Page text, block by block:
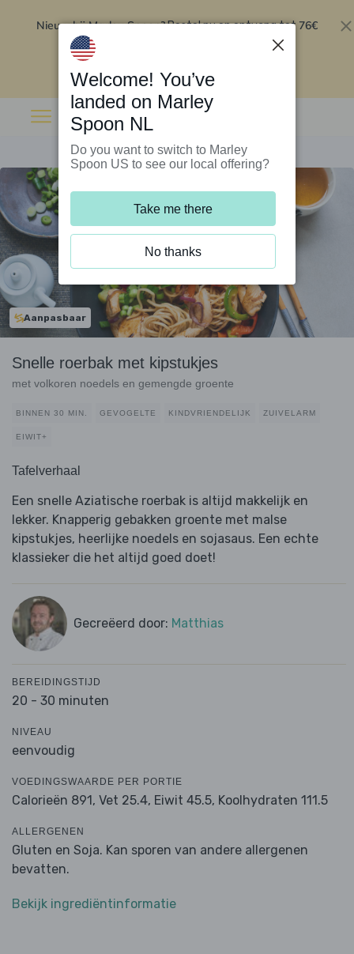
Nieuw bij Marley Spoon?Bestel nu en ontvang tot 76€
Aanpasbaar
Snelle roerbak met kipstukjes
met volkoren noedels en gemengde groente
BINNEN 30 MIN. GEVOGELTE KINDVRIENDELIJK ZUIVELARM
EIWIT+
Tafelverhaal
Een snelle Aziatische roerbak is altijd makkelijk en
lekker. Knapperig gebakken groente met malse
kipstukjes, heerlijke noedels en sojasaus. Een echte
klassieker die het altijd goed doet!
Gecreëerd door: Matthias
BEREIDINGSTIJD
20 - 30 minuten
NIVEAU
eenvoudig
VOEDINGSWAARDE PER PORTIE
Calorieën 891, Vet 25.4, Eiwit 45.5, Koolhydraten 111.5
ALLERGENEN
Gluten en Soja. Kan sporen van andere allergenen
bevatten.
Bekijk ingrediëntinformatie
Welcome! You’ve
landed on Marley
Spoon NL
Do you want to switch to Marley
Spoon US to see our local offering?
Take me there
No thanks